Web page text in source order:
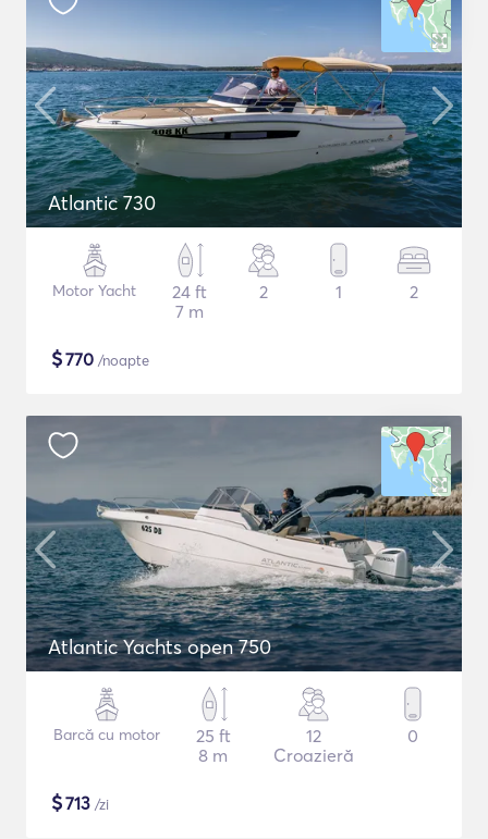
Atlantic 730
Motor Yacht
24 ft
7 m
2 1 2
$770 /noapte
Atlantic Yachts open 750
Barcă cu motor
25 ft
8 m
12
Croazieră
0
$713 /zi